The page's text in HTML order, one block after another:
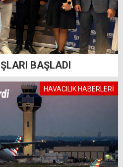
BAŞLADI
HAVACILIK HABERLERİ